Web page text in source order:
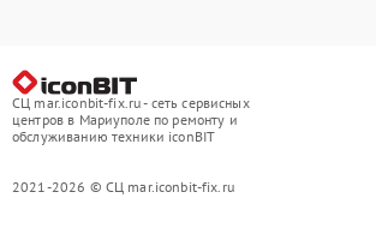
СЦ mar.iconbit-fix.ru - сеть сервисных
центров в Мариуполе по ремонту и
обслуживанию техники iconBIT
2021-2026 © СЦ mar.iconbit-fix.ru